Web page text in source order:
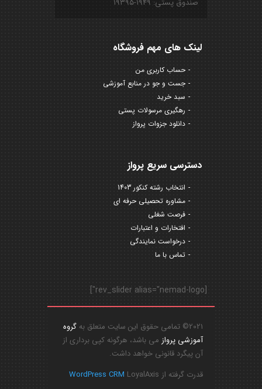
صندوق پستی: ۱۹۴۹-۱۹۳۹۵
لینک های مهم فروشگاه
حساب کاربری من
جست و جو در منابع آموزشی
سبد خرید
رهگیری مرسولات پستی
دانلود جزوات پرواز
دسترسی سریع پرواز
انتخاب رشته کنکور 1403
مشاوره تحصیلی حرفه ای
فرصت شغلی
افتخارات و اعتبارات
درخواست نمایندگی
تماس با ما
[rev_slider alias="nemad-logo"]
2021© تمامی حقوق این سایت متعلق به
گروه
آموزشی پرواز می باشد، هرگونه کپی برداری از
آن پیگرد قانونی خواهد داشت.
قدرت گرفته از
WordPress CRM LoyalAxis